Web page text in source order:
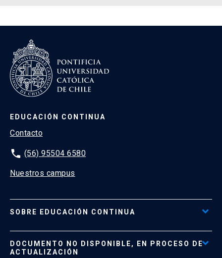
EDUCACIÓN CONTINUA
Contacto
phone (56) 95504 6580
Nuestros campus
SOBRE EDUCACIÓN CONTINUA
Formas de Pago
DOCUMENTO NO DISPONIBLE, EN PROCESO DE
ACTUALIZACIÓN